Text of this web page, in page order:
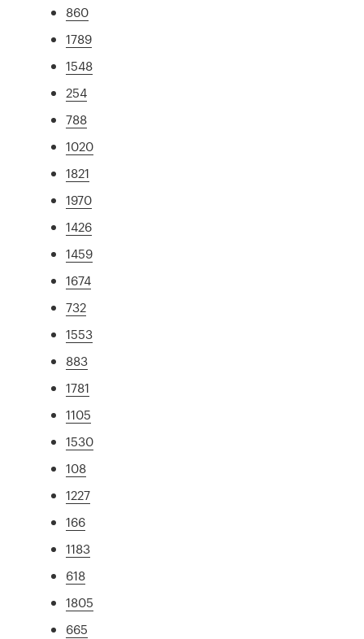
860
1789
1548
254
788
1020
1821
1970
1426
1459
1674
732
1553
883
1781
1105
1530
108
1227
166
1183
618
1805
665